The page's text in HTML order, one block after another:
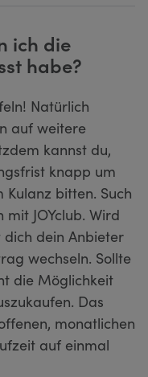
ich die
habe?
Natürlich
auf weitere
kannst du,
knapp um
bitten. Such
JOYclub. Wird
dein Anbieter
wechseln. Sollte
die Möglichkeit
Das
monatlichen
auf einmal